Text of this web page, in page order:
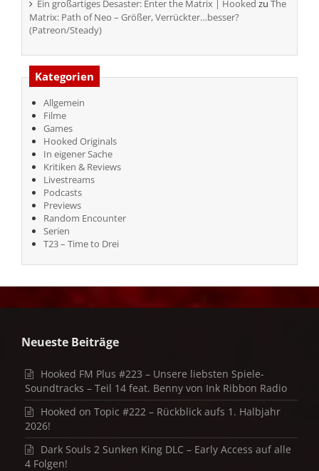
Ein großartiges Desaster: Enter the Matrix | Hooked zu The
Matrix: Path of Neo – Größer, Verrückter…besser?
(Patreon/Steady)
Kategorien
Allgemein
Filme
Games
Hooked Originals
In eigener Sache
Kritiken & Reviews
Livestreams
Podcasts
Previews
Random Encounter
Serien
T23 – Time to Drei
Neueste Beiträge
Hooked FM Plus #223 – Unsere liebsten Spiele-
Soundtracks – Teil 14 feat. Benny von Ink Ribbon Radio
Hooked on Topic #222 – Rückblick aufs 1. Halbjahr
2026!
Dark Souls 2 Sunken King DLC – Early Access auf alle
4 Folgen!